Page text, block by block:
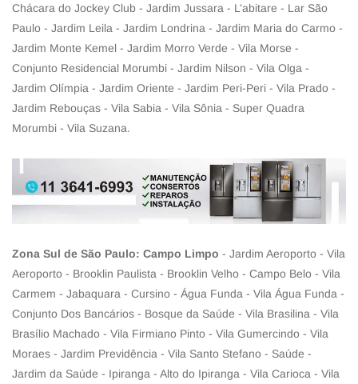
Chácara do Jockey Club - Jardim Jussara - L’abitare - Lar São
Paulo - Jardim Leila - Jardim Londrina - Jardim Maria do Carmo -
Jardim Monte Kemel - Jardim Morro Verde - Vila Morse -
Conjunto Residencial Morumbi - Jardim Nilson - Vila Olga -
Jardim Olímpia - Jardim Oriente - Jardim Peri-Peri - Vila Prado -
Jardim Rebouças - Vila Sabia - Vila Sônia - Super Quadra
Morumbi - Vila Suzana.
Zona Sul de São Paulo: Campo Limpo - Jardim Aeroporto - Vila
Aeroporto - Brooklin Paulista - Brooklin Velho - Campo Belo - Vila
Carmem - Jabaquara - Cursino - Água Funda - Vila Água Funda -
Conjunto Dos Bancários - Bosque da Saúde - Vila Brasilina - Vila
Brasílio Machado - Vila Firmiano Pinto - Vila Gumercindo - Vila
Moraes - Jardim Previdência - Vila Santo Stefano - Saúde -
Jardim da Saúde - Ipiranga - Alto do Ipiranga - Vila Carioca - Vila